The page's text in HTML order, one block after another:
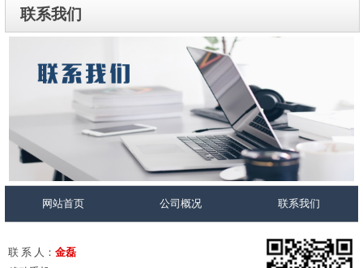
联系我们
网站首页 公司概况 联系我们
联 系 人： 金磊